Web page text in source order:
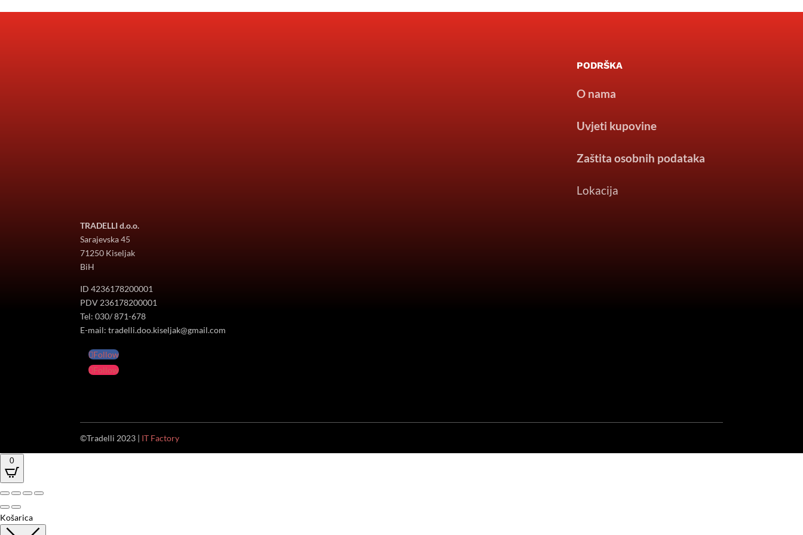
TRADELLI d.o.o.
Sarajevska 45
71250 Kiseljak
BiH
ID 4236178200001
PDV 236178200001
Tel: 030/ 871-678
E-mail: tradelli.doo.kiseljak@gmail.com
Follow
Follow
PODRŠKA
O nama
Uvjeti kupovine
Zaštita osobnih podataka
Lokacija
©Tradelli 2023 | IT Factory
0
Košarica